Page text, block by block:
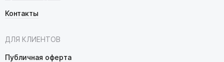
Контакты
ДЛЯ КЛИЕНТОВ
Публичная оферта